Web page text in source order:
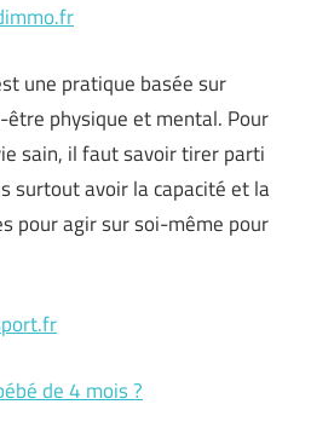
une pratique basée sur
être physique et mental. Pour
sain, il faut savoir tirer parti
surtout avoir la capacité et la
pour agir sur soi-même pour
de 4 mois ?